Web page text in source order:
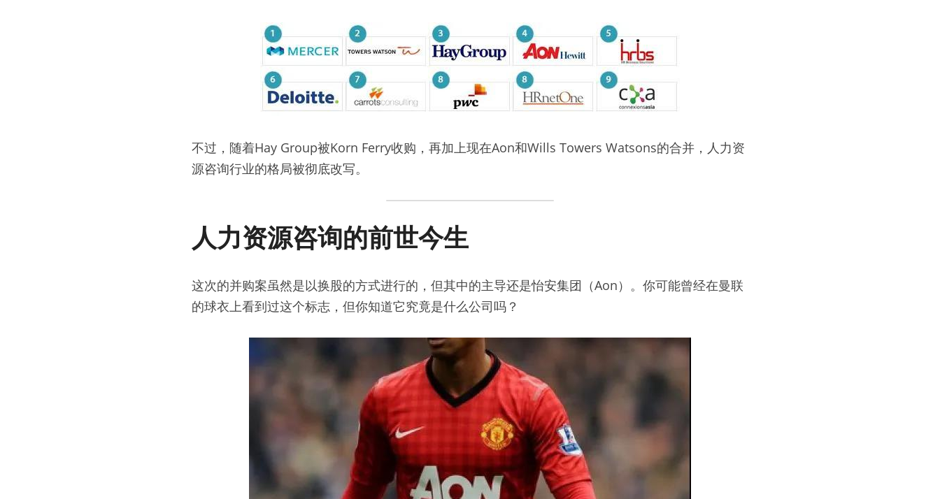
不过，随着Hay Group被Korn Ferry收购，再加上现在Aon和Wills Towers Watsons的合并，人力资
源咨询行业的格局被彻底改写。
人力资源咨询的前世今生
这次的并购案虽然是以换股的方式进行的，但其中的主导还是怡安集团（Aon）。你可能曾经在曼联
的球衣上看到过这个标志，但你知道它究竟是什么公司吗？